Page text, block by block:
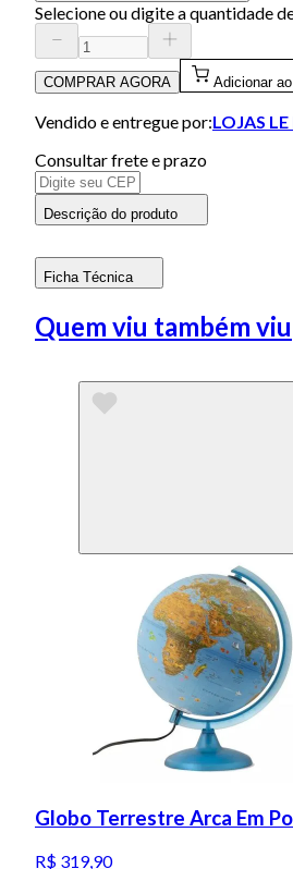
Selecione ou digite a quantidade
COMPRAR AGORA Adicionar
Vendido e entregue por:LOJAS
Consultar frete e prazo
Descrição do produto
Ficha Técnica
Quem viu também viu
Globo Terrestre Arca Em
R$ 319,90